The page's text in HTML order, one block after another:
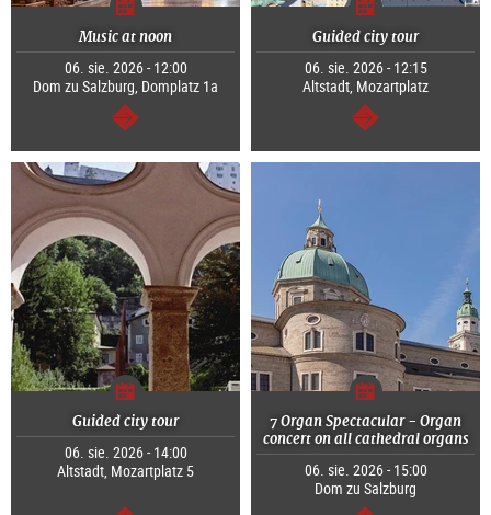
Music at noon
06. sie. 2026 - 12:00
Dom zu Salzburg, Domplatz 1a
dalej
Guided city tour
06. sie. 2026 - 12:15
Altstadt, Mozartplatz
dalej
Guided city tour
06. sie. 2026 - 14:00
Altstadt, Mozartplatz 5
7 Organ Spectacular - Organ
concert on all cathedral organs
06. sie. 2026 - 15:00
Dom zu Salzburg